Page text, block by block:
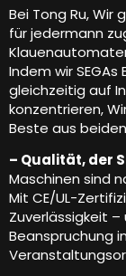
Bei Tong Ru,
für jedermann
Indem wir
gleichzeitig auf
konzentrieren,
Beste aus
– Qualität, der
Maschinen sind
Mit CE/UL-
Zuverlässigkeit
Beanspruchung